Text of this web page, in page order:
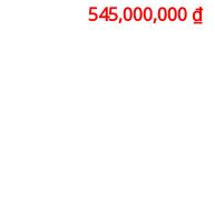
545,000,000₫